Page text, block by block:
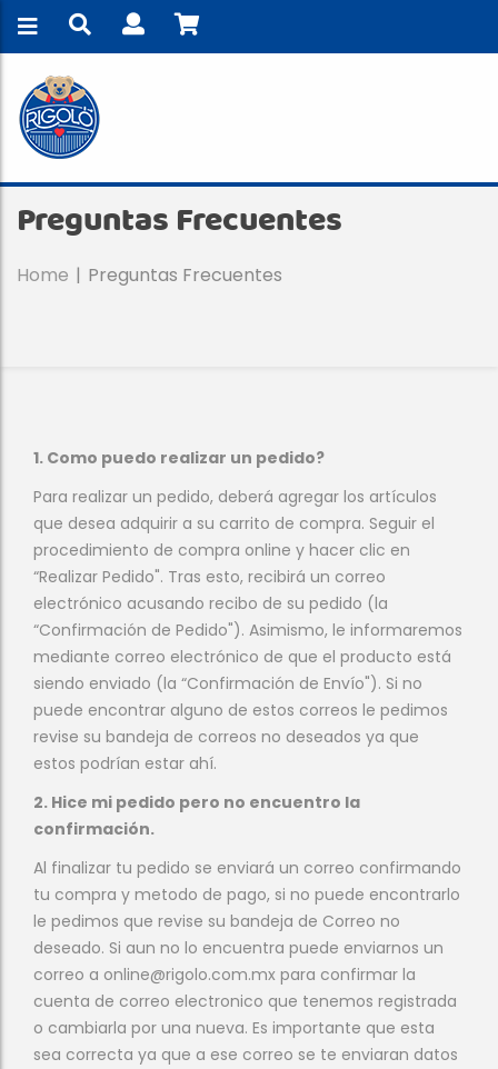
Preguntas Frecuentes
Home Preguntas Frecuentes
1. Como puedo realizar un pedido?
Para realizar un pedido, deberá agregar los artículos
que desea adquirir a su carrito de compra. Seguir el
procedimiento de compra online y hacer clic en
“Realizar Pedido". Tras esto, recibirá un correo
electrónico acusando recibo de su pedido (la
“Confirmación de Pedido"). Asimismo, le informaremos
mediante correo electrónico de que el producto está
siendo enviado (la “Confirmación de Envío"). Si no
puede encontrar alguno de estos correos le pedimos
revise su bandeja de correos no deseados ya que
estos podrían estar ahí.
2. Hice mi pedido pero no encuentro la
confirmación.
Al finalizar tu pedido se enviará un correo confirmando
tu compra y metodo de pago, si no puede encontrarlo
le pedimos que revise su bandeja de Correo no
deseado. Si aun no lo encuentra puede enviarnos un
correo a online@rigolo.com.mx para confirmar la
cuenta de correo electronico que tenemos registrada
o cambiarla por una nueva. Es importante que esta
sea correcta ya que a ese correo se te enviaran datos